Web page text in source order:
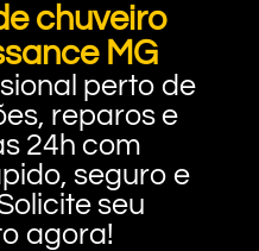
chuveiro
MG
perto de
reparos e
24h com
seguro e
seu
agora!